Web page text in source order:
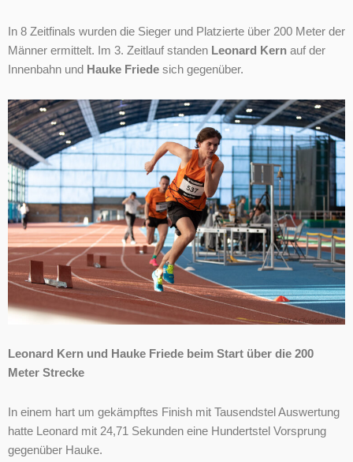
In 8 Zeitfinals wurden die Sieger und Platzierte über 200 Meter der
Männer ermittelt. Im 3. Zeitlauf standen Leonard Kern auf der
Innenbahn und Hauke Friede sich gegenüber.
Leonard Kern und Hauke Friede beim Start über die 200
Meter Strecke
In einem hart um gekämpftes Finish mit Tausendstel Auswertung
hatte Leonard mit 24,71 Sekunden eine Hundertstel Vorsprung
gegenüber Hauke.